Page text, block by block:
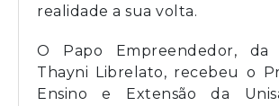
realidade a sua volta.
O Papo Empreendedor, da
Thayni Librelato, recebeu o
Ensino e Extensão da